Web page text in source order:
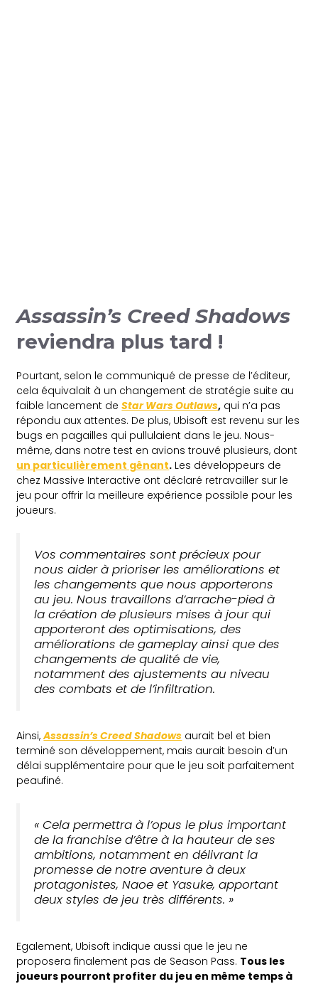
Assassin’s Creed Shadows
reviendra plus tard !
Pourtant, selon le communiqué de presse de l’éditeur,
cela équivalait à un changement de stratégie suite au
faible lancement deStar Wars Outlaws, qui n’a pas
répondu aux attentes. De plus, Ubisoft est revenu sur les
bugs en pagailles qui pullulaient dans le jeu. Nous-
même, dans notre test en avions trouvé plusieurs, dont
un particulièrement gênant. Les développeurs de
chez Massive Interactive ont déclaré retravailler sur le
jeu pour offrir la meilleure expérience possible pour les
joueurs.
Vos commentaires sont précieux pour
nous aider à prioriser les améliorations et
les changements que nous apporterons
au jeu. Nous travaillons d’arrache-pied à
la création de plusieurs mises à jour qui
apporteront des optimisations, des
améliorations de gameplay ainsi que des
changements de qualité de vie,
notamment des ajustements au niveau
des combats et de l’infiltration.
Ainsi,Assassin’s Creed Shadows aurait bel et bien
terminé son développement, mais aurait besoin d’un
délai supplémentaire pour que le jeu soit parfaitement
peaufiné.
« Cela permettra à l’opus le plus important
de la franchise d’être à la hauteur de ses
ambitions, notamment en délivrant la
promesse de notre aventure à deux
protagonistes, Naoe et Yasuke, apportant
deux styles de jeu très différents. »
Egalement, Ubisoft indique aussi que le jeu ne
proposera finalement pas de Season Pass. Tous les
joueurs pourront profiter du jeu en même temps à